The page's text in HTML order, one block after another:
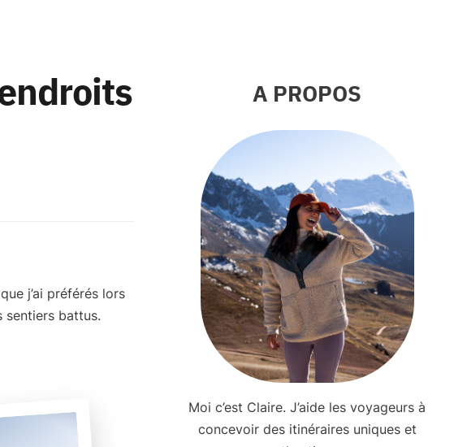
j’ai préférés lors
sentiers battus.
A PROPOS
Moi c’est Claire. J’aide les voyageurs à
concevoir des itinéraires uniques et